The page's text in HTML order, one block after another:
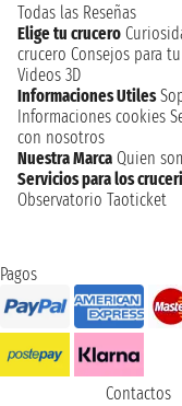
Todas las Reseñas
Elige tu crucero
crucero Consejos para
Videos 3D
Informaciones Utiles
Informaciones cookies
con nosotros
Nuestra Marca Quien
Servicios para los
Observatorio Taoticket
Pagos
Contactos